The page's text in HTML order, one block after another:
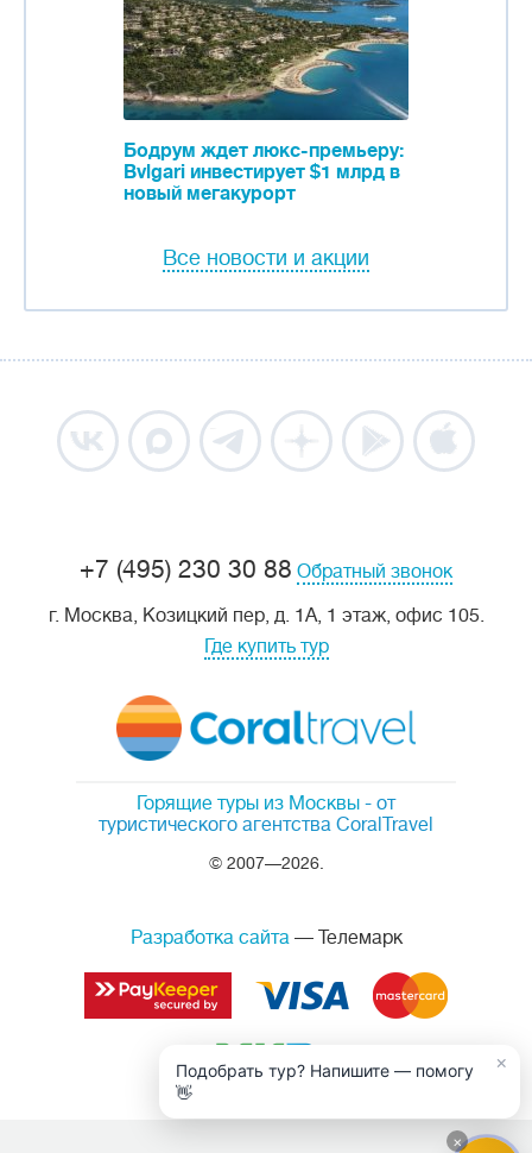
Бодрум ждет люкс-премьеру:
Bvlgari инвестирует $1 млрд в
новый мегакурорт
Все новости и акции
Горящие туры из Москвы - от
туристического агентства CoralTravel
© 2007—2026.
+7 (495) 230 30 88 Обратный звонок
г. Москва, Козицкий пер, д. 1А, 1 этаж, офис 105.
Где купить тур
Разработка сайта— Телемарк
×
Подобрать тур? Напишите — помогу
👋
×